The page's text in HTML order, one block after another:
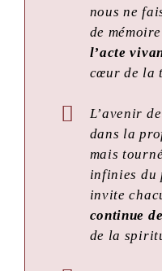
nous ne
de
l’acte
cœur de la
L’avenir
dans la
mais
infinies du
invite
continue
de la